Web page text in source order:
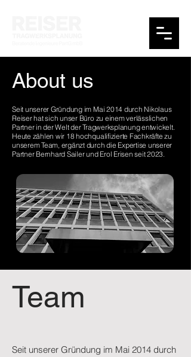
About us
Seit unserer Gründung im Mai 2014 durch Nikolaus
Reiser hat sich unser Büro zu einem verlässlichen
Partner in der Welt der Tragwerksplanung entwickelt.
Heute zählen wir 18 hochqualifizierte Fachkräfte zu
unserem Team, ergänzt durch die Expertise unserer
Partner Bernhard Sailer und Erol Erisen seit 2023.
Team
Seit unserer Gründung im Mai 2014 durch